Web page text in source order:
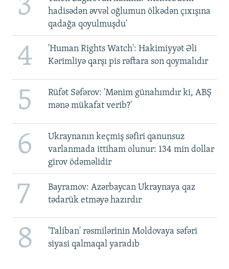
3
hadisədən əvvəl oğlumun ölkədən çıxışına
qadağa qoyulmuşdu'
4
'Human Rights Watch': Hakimiyyət Əli
Kərimliyə qarşı pis rəftara son qoymalıdır
5
Rüfət Səfərov: 'Mənim günahımdır ki, ABŞ
mənə mükafat verib?'
6
Ukraynanın keçmiş səfiri qanunsuz
varlanmada ittiham olunur: 134 min dollar
girov ödəməlidir
7
Bayramov: Azərbaycan Ukraynaya qaz
tədarük etməyə hazırdır
8
'Taliban' rəsmilərinin Moldovaya səfəri
siyasi qalmaqal yaradıb